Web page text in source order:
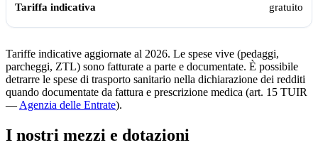
gratuito
Tariffe indicative aggiornate al 2026. Le spese vive (pedaggi,
parcheggi, ZTL) sono fatturate a parte e documentate. È possibile
detrarre le spese di trasporto sanitario nella dichiarazione dei redditi
quando documentate da fattura e prescrizione medica (art. 15 TUIR
— Agenzia delle Entrate).
I nostri mezzi e dotazioni